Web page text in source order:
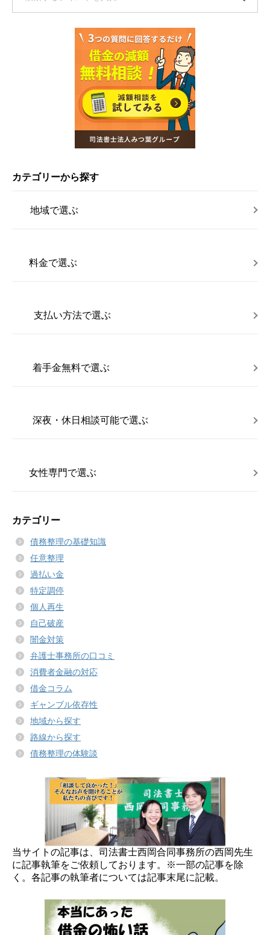
カテゴリーから探す
地域で選ぶ
料金で選ぶ
支払い方法で選ぶ
着手金無料で選ぶ
深夜・休日相談可能で選ぶ
女性専門で選ぶ
カテゴリー
債務整理の基礎知識
任意整理
過払い金
特定調停
個人再生
自己破産
闇金対策
弁護士事務所の口コミ
消費者金融の対応
借金コラム
ギャンブル依存性
地域から探す
路線から探す
債務整理の体験談
当サイトの記事は、司法書士西岡合同事務所の西岡先生
に記事執筆をご依頼しております。※一部の記事を除
く。各記事の執筆者については記事末尾に記載。